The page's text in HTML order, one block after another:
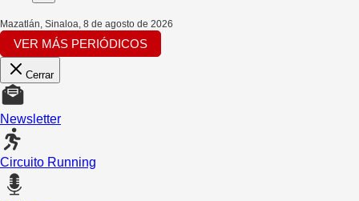
Mazatlán, Sinaloa, 8 de agosto de 2026
VER MÁS PERIÓDICOS
Cerrar
Newsletter
Circuito Running